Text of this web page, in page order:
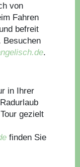
von
Fahren
befreit
Besuchen
.
in Ihrer
gezielt
finden Sie